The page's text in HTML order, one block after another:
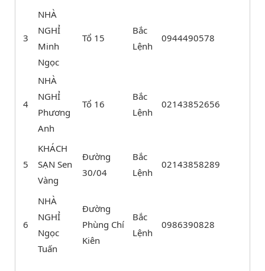
3
NHÀ
NGHỈ
Minh
Ngọc
Tổ 15
Bắc
Lệnh
0944490578
4
NHÀ
NGHỈ
Phương
Anh
Tổ 16
Bắc
Lệnh
02143852656
5
KHÁCH
SẠN Sen
Vàng
Đường
30/04
Bắc
Lệnh
02143858289
6
NHÀ
NGHỈ
Ngọc
Tuấn
Đường
Phùng Chí
Kiên
Bắc
Lệnh
0986390828